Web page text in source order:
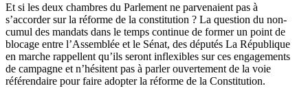
Et si les deux chambres du Parlement ne parvenaient pas à
s’accorder sur la réforme de la constitution ? La question du non-
cumul des mandats dans le temps continue de former un point de
blocage entre l’Assemblée et le Sénat, des députés La République
en marche rappellent qu’ils seront inflexibles sur ces engagements
de campagne et n’hésitent pas à parler ouvertement de la voie
référendaire pour faire adopter la réforme de la Constitution.